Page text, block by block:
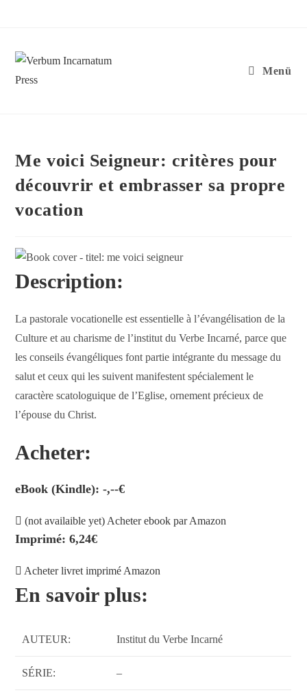
Menü
Me voici Seigneur: critères pour
découvrir et embrasser sa propre
vocation
Description:​
La pastorale vocationelle est essentielle à l’évangélisation de la
Culture et au charisme de l’institut du Verbe Incarné, parce que
les conseils évangéliques font partie intégrante du message du
salut et ceux qui les suivent manifestent spécialement le
caractère scatologuique de l’Eglise, ornement précieux de
l’épouse du Christ.
Acheter:
eBook (Kindle): -,--€
(not availaible yet) Acheter ebook par Amazon
Imprimé: 6,24€
Acheter livret imprimé Amazon
En savoir plus:
AUTEUR: Institut du Verbe Incarné
SÉRIE: –